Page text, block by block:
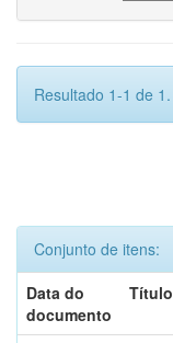
Resultado 1-1 de 1.
Conjunto de itens:
Data do
documento
Título